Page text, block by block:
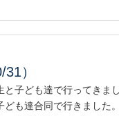
）
と子ども達で行ってきま
ども達合同で行きました